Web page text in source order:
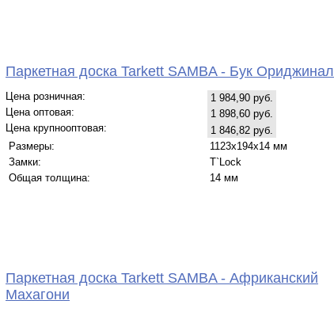
Паркетная доска Tarkett SAMBA - Бук Ориджинал
Цена розничная:
1 984,90 руб.
Цена оптовая:
1 898,60 руб.
Цена крупнооптовая:
1 846,82 руб.
Размеры:
1123x194x14 мм
Замки:
T`Lock
Общая толщина:
14 мм
Паркетная доска Tarkett SAMBA - Африканский
Махагони